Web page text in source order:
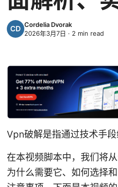
Cordelia Dvorak
2026年3月7日 · 2 min read
Vpn破解是指通过技术手
在本视频脚本中，我们将
为什么需要它、如何选择